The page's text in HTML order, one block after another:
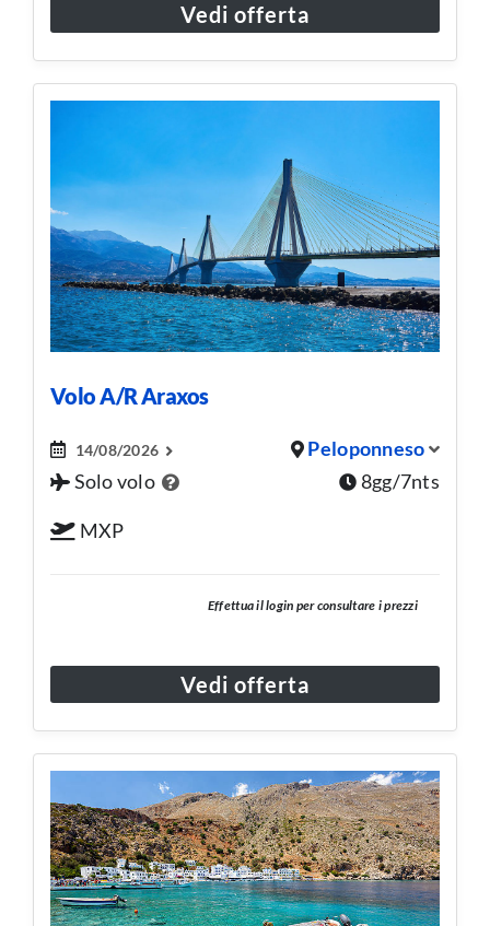
Vedi offerta
Volo A/R Araxos
14/08/2026
Peloponneso
Solo volo
8gg/7nts
MXP
Effettua il login per consultare i prezzi
Vedi offerta